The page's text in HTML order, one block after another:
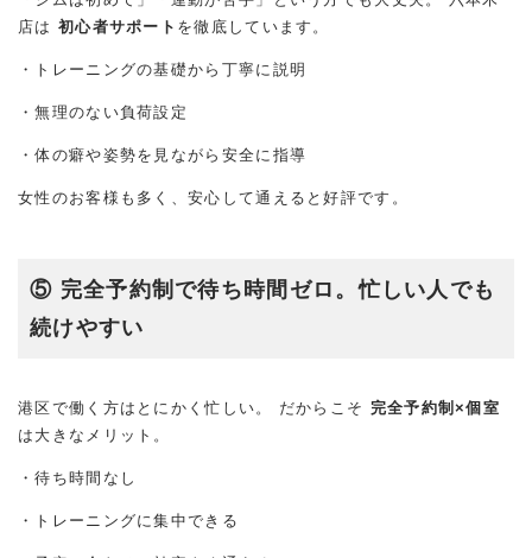
店は 初心者サポート を徹底しています。
・トレーニングの基礎から丁寧に説明
・無理のない負荷設定
・体の癖や姿勢を見ながら安全に指導
女性のお客様も多く、安心して通えると好評です。
⑤ 完全予約制で待ち時間ゼロ。忙しい人でも
続けやすい
港区で働く方はとにかく忙しい。 だからこそ 完全予約制×個室
は大きなメリット。
・待ち時間なし
・トレーニングに集中できる